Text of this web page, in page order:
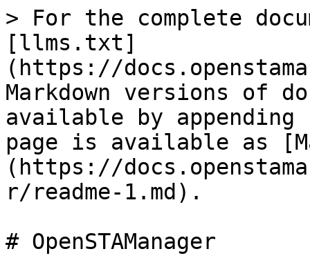
> For the complete
[llms.txt]
(https://
Markdown versions of
available by
page is available as
(https://
r/readme-1.md).
# OpenSTAManager